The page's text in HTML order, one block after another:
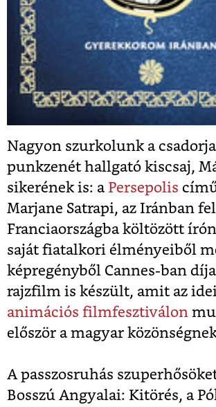
Nagyon szurkolunk a
punkzenét hallgató kiscsaj,
sikerének is: a Persepolis
Marjane Satrapi, az Iránban
Franciaországba költözött
saját fiatalkori élményeiből
képregényből Cannes-ban
rajzfilm is készült, amit az idei
animációs filmfesztiválon
először a magyar
A passzosruhás
Bosszú Angyalai: Kitörés, a